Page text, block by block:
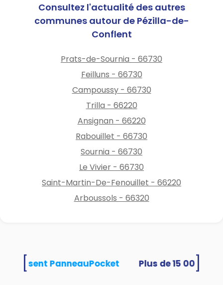
Consultez l'actualité des autres
communes autour de Pézilla-de-
Conflent
Prats-de-Sournia - 66730
Feilluns - 66730
Campoussy - 66730
Trilla - 66220
Ansignan - 66220
Rabouillet - 66730
Sournia - 66730
Le Vivier - 66730
Saint-Martin-De-Fenouillet - 66220
Arboussols - 66320
utilisent PanneauPocket